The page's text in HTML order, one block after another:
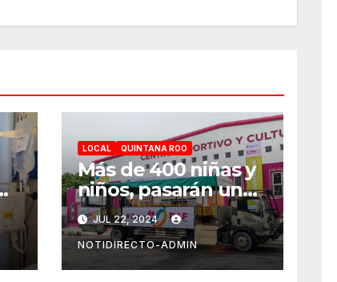
LOCAL QUINTANA ROO
Más de 400 niñas y
niños, pasarán un
“Un verano
DIFerente” en
Chetumal: Mara
Lezama
JUL 22, 2024
NOTIDIRECTO-ADMIN